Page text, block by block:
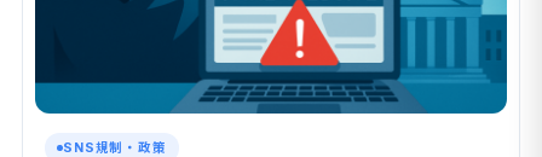
SNS規制・政策